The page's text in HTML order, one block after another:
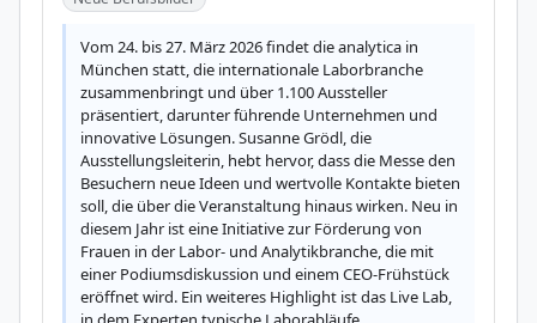
Vom 24. bis 27. März 2026 findet die analytica in
München statt, die internationale Laborbranche
zusammenbringt und über 1.100 Aussteller
präsentiert, darunter führende Unternehmen und
innovative Lösungen. Susanne Grödl, die
Ausstellungsleiterin, hebt hervor, dass die Messe den
Besuchern neue Ideen und wertvolle Kontakte bieten
soll, die über die Veranstaltung hinaus wirken. Neu in
diesem Jahr ist eine Initiative zur Förderung von
Frauen in der Labor- und Analytikbranche, die mit
einer Podiumsdiskussion und einem CEO-Frühstück
eröffnet wird. Ein weiteres Highlight ist das Live Lab,